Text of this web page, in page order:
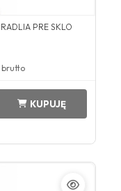
PRE SKLO
brutto
KUPUJĘ